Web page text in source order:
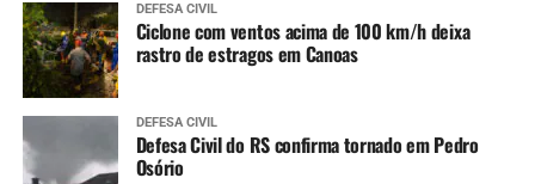
DEFESA CIVIL
Ciclone com ventos acima de 100 km/h deixa
rastro de estragos em Canoas
DEFESA CIVIL
Defesa Civil do RS confirma tornado em Pedro
Osório